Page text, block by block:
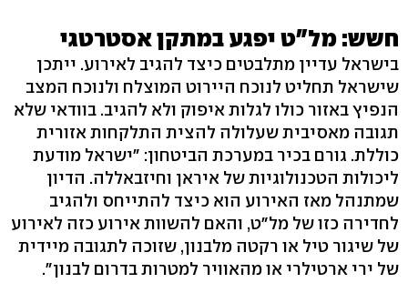
חשש: מל"ט יפגע במתקן אסטרטגי
בישראל עדיין מתלבטים כיצד להגיב לאירוע. ייתכן
שישראל תחליט לנוכח היירוט המוצלח ולנוכח המצב
הנפיץ באזור כולו לגלות איפוק ולא להגיב. בוודאי שלא
תגובה מאסיבית שעלולה להצית התלקחות אזורית
כוללת. גורם בכיר במערכת הביטחון: "ישראל מודעת
ליכולות הטכנולוגיות של איראן וחיזבאללה. הדיון
שמתנהל מאז האירוע הוא כיצד להתייחס ולהגיב
לחדירה כזו של מל"ט, והאם להשוות אירוע כזה לאירוע
של שיגור טיל או רקטה מלבנון, שזוכה לתגובה מיידית
של ירי ארטילרי או מהאוויר למטרות בדרום לבנון".